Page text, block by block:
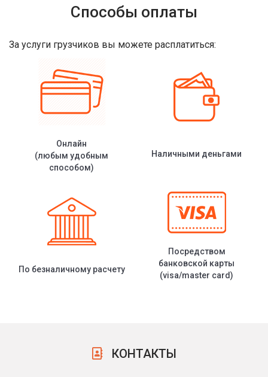
Способы оплаты
За услуги грузчиков вы можете расплатиться:
Онлайн
(любым удобным
способом)
Наличными деньгами
По безналичному расчету
Посредством
банковской карты
(visa/master card)
КОНТАКТЫ